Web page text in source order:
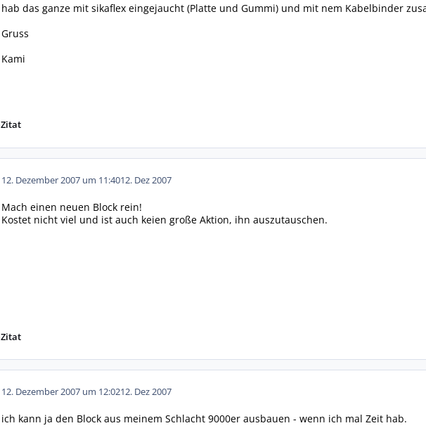
hab das ganze mit sikaflex eingejaucht (Platte und Gummi) und mit nem Kabelbinder
Gruss
Kami
Zitat
12. Dezember 2007 um 11:4012. Dez 2007
Mach einen neuen Block rein!
Kostet nicht viel und ist auch keien große Aktion, ihn auszutauschen.
Zitat
12. Dezember 2007 um 12:0212. Dez 2007
ich kann ja den Block aus meinem Schlacht 9000er ausbauen - wenn ich mal Zeit hab.